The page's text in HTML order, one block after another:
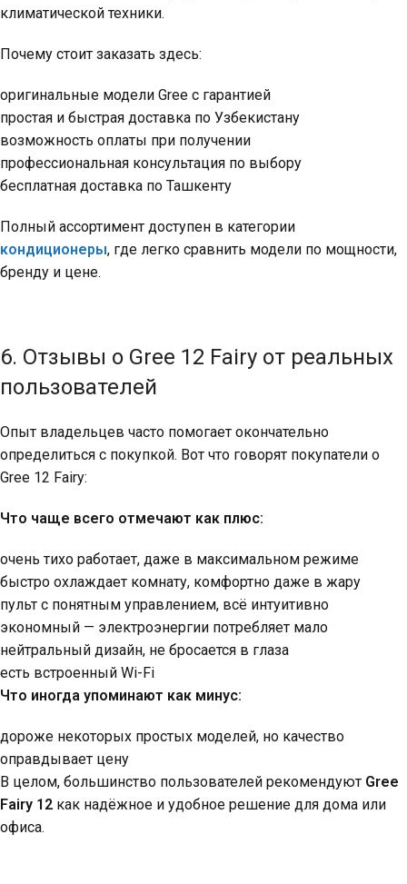
климатической техники.
Почему стоит заказать здесь:
оригинальные модели Gree с гарантией
простая и быстрая доставка по Узбекистану
возможность оплаты при получении
профессиональная консультация по выбору
бесплатная доставка по Ташкенту
Полный ассортимент доступен в категории
кондиционеры, где легко сравнить модели по мощности,
бренду и цене.
6. Отзывы о Gree 12 Fairy от реальных
пользователей
Опыт владельцев часто помогает окончательно
определиться с покупкой. Вот что говорят покупатели о
Gree 12 Fairy:
Что чаще всего отмечают как плюс:
очень тихо работает, даже в максимальном режиме
быстро охлаждает комнату, комфортно даже в жару
пульт с понятным управлением, всё интуитивно
экономный — электроэнергии потребляет мало
нейтральный дизайн, не бросается в глаза
есть встроенный Wi-Fi
Что иногда упоминают как минус:
дороже некоторых простых моделей, но качество
оправдывает цену
В целом, большинство пользователей рекомендуют Gree
Fairy 12 как надёжное и удобное решение для дома или
офиса.